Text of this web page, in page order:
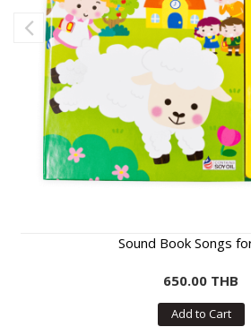
Sound Book Songs
650.00 THB
Add to Cart